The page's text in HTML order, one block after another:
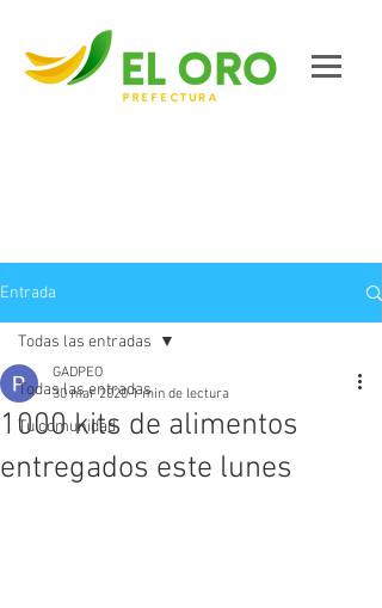
Entrada
Todas las entradas
Tu comunidad
Todas las entradas
1000 kits de alimentos
entregados este lunes
GADPEO
30 mar 2020 1 min de lectura